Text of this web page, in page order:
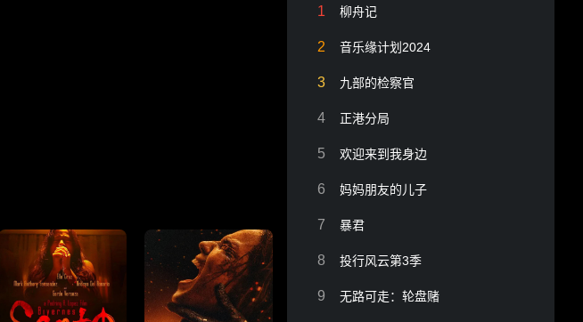
1 柳舟记
2 音乐缘计划2024
3 九部的检察官
4 正港分局
5 欢迎来到我身边
6 妈妈朋友的儿子
7 暴君
8 投行风云第3季
9 无路可走：轮盘赌